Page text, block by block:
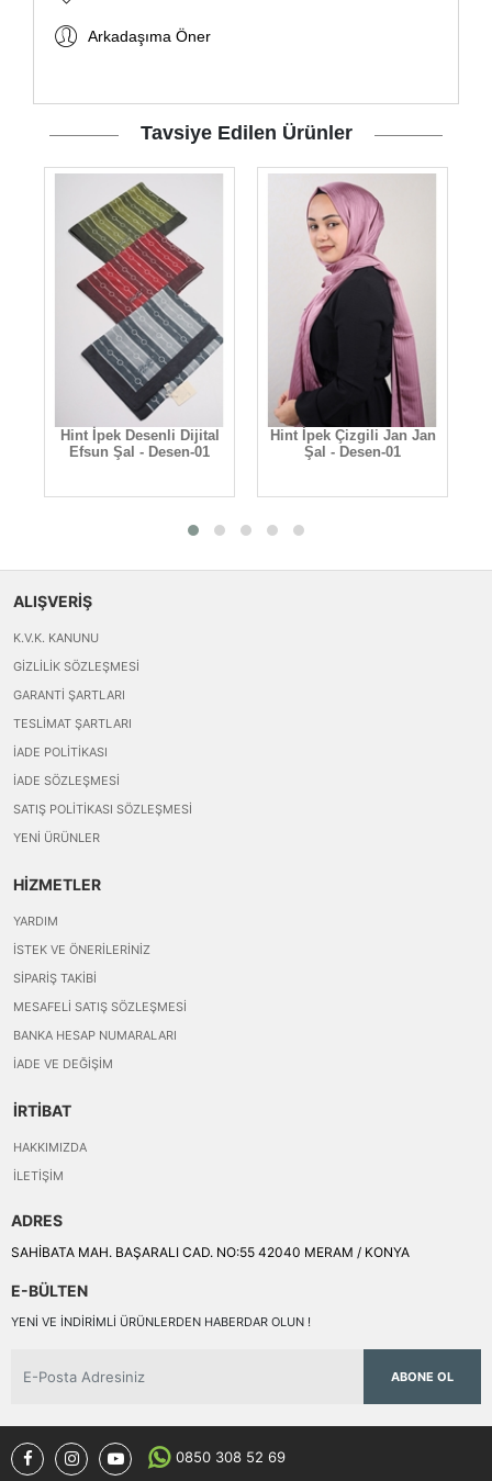
Arkadaşıma Öner
Tavsiye Edilen Ürünler
Hint İpek Desenli Dijital
Efsun Şal - Desen-01
Hint İpek Çizgili Jan Jan
Şal - Desen-01
ALIŞVERİŞ
K.V.K. KANUNU
GIZLILIK SÖZLEŞMESI
GARANTI ŞARTLARI
TESLIMAT ŞARTLARI
İADE POLITIKASI
İADE SÖZLEŞMESI
SATIŞ POLITIKASI SÖZLEŞMESI
YENI ÜRÜNLER
HİZMETLER
YARDIM
İSTEK VE ÖNERILERINIZ
SIPARIŞ TAKIBI
MESAFELI SATIŞ SÖZLEŞMESI
BANKA HESAP NUMARALARI
İADE VE DEĞIŞIM
İRTİBAT
HAKKIMIZDA
İLETIŞIM
ADRES
SAHİBATA MAH. BAŞARALI CAD. NO:55 42040 MERAM / KONYA
E-BÜLTEN
YENI VE INDIRIMLI ÜRÜNLERDEN HABERDAR OLUN !
ABONE OL
0850 308 52 69